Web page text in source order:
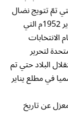
تمّ تتويج نضال
شعب السودان بتوقيع اتفاقية فبراير 1952م التي
الانتخابات
المتحدة لتحرير
البلاد حتي تم
في مطلع يناير
عن تاريخ